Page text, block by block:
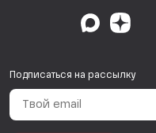
Подписаться на рассылку